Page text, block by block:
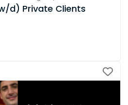
d) Private Clients